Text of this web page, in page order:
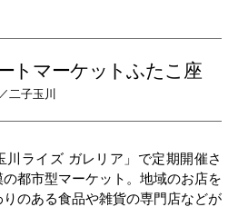
トマーケットふたこ座
二子玉川
川ライズ ガレリア」で定期開催さ
都市型マーケット。地域のお店を
のある食品や雑貨の専門店などが